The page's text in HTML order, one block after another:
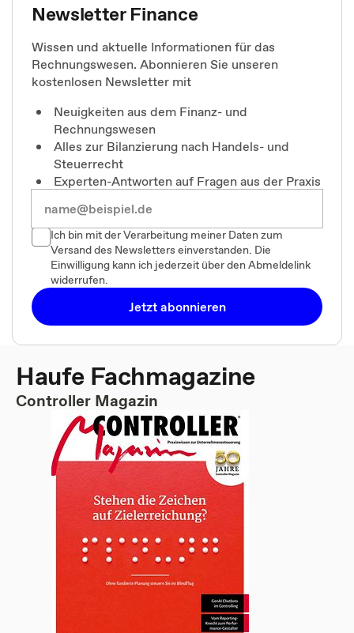
Newsletter Finance
Wissen und aktuelle Informationen für das
Rechnungswesen. Abonnieren Sie unseren
kostenlosen Newsletter mit
Neuigkeiten aus dem Finanz- und
Rechnungswesen
Alles zur Bilanzierung nach Handels- und
Steuerrecht
Experten-Antworten auf Fragen aus der Praxis
Ich bin mit der Verarbeitung meiner Daten zum
Versand des Newsletters einverstanden. Die
Einwilligung kann ich jederzeit über den Abmeldelink
widerrufen.
Jetzt abonnieren
Haufe Fachmagazine
Controller Magazin